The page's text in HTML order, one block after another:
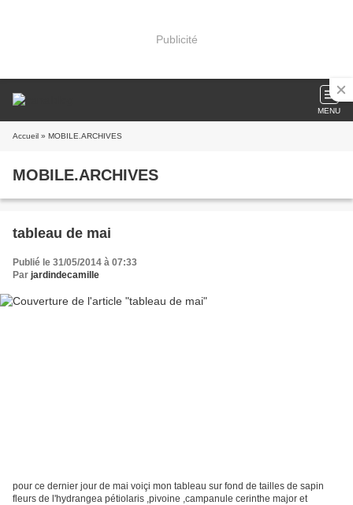
Publicité
MENU
Accueil » MOBILE.ARCHIVES
MOBILE.ARCHIVES
tableau de mai
Publié le 31/05/2014 à 07:33
Par jardindecamille
pour ce dernier jour de mai voiçi mon tableau sur fond de tailles de sapin
fleurs de l'hydrangea pétiolaris ,pivoine ,campanule cerinthe major et